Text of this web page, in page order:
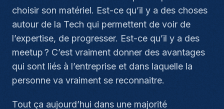
choisir son matériel. Est-ce qu’il y a des choses
autour de la Tech qui permettent de voir de
l’expertise, de progresser. Est-ce qu’il y a des
meetup ? C’est vraiment donner des avantages
qui sont liés à l’entreprise et dans laquelle la
personne va vraiment se reconnaitre.
Tout ça aujourd’hui dans une majorité